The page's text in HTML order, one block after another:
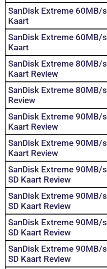
SanDisk Extreme 60MB/
Kaart
SanDisk Extreme 60MB/
Kaart
SanDisk Extreme 80MB/
Kaart Review
SanDisk Extreme 80MB/
Review
SanDisk Extreme 90MB/
Kaart Review
SanDisk Extreme 90MB/
Kaart Review
SanDisk Extreme 90MB/
SD Kaart Review
SanDisk Extreme 90MB/
SD Kaart Review
SanDisk Extreme 90MB/
SD Kaart Review
SanDisk Extreme 90MB/
SD Kaart Review